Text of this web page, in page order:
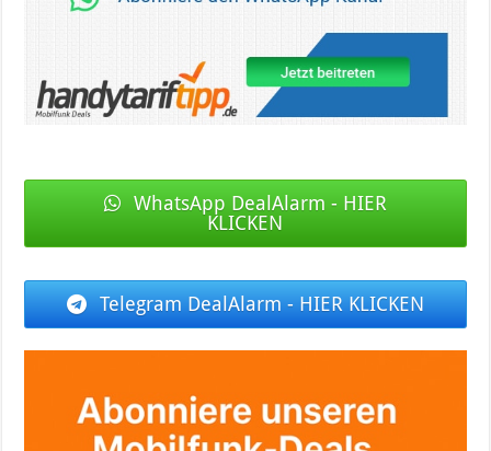
WhatsApp DealAlarm - HIER
KLICKEN
Telegram DealAlarm - HIER KLICKEN